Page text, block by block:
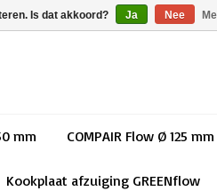
mm COMPAIR Flow Ø 125 mm
Kookplaat afzuiging GREENflow
Is dat akkoord? Ja Nee